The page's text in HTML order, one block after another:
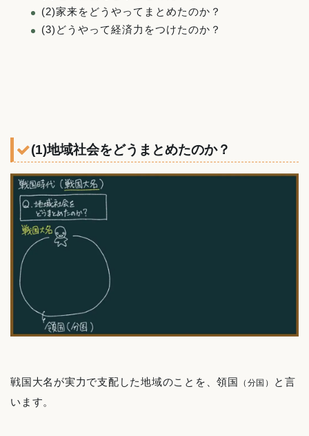
(2)家来をどうやってまとめたのか？
(3)どうやって経済力をつけたのか？
(1)地域社会をどうまとめたのか？
戦国大名が実力で支配した地域のことを、領国 （分国）
と言
います。